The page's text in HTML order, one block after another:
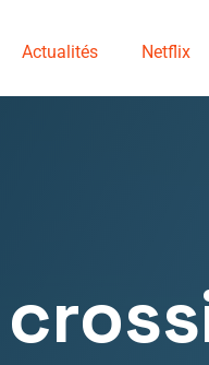
Actualités Netflix